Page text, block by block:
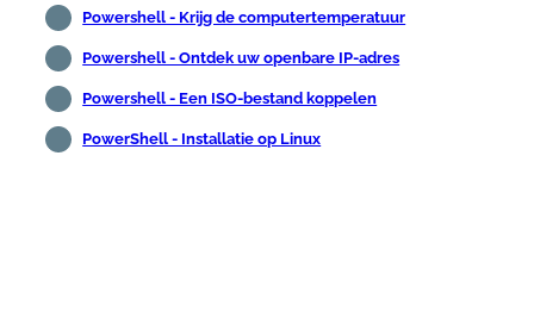
Powershell - Krijg de computertemperatuur
Powershell - Ontdek uw openbare IP-adres
Powershell - Een ISO-bestand koppelen
PowerShell - Installatie op Linux